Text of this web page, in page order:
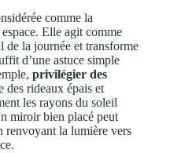
comme la
Elle agit comme
la journée et transforme
d’une astuce simple
privilégier des
des rideaux épais et
les rayons du soleil
miroir bien placé peut
renvoyant la lumière vers